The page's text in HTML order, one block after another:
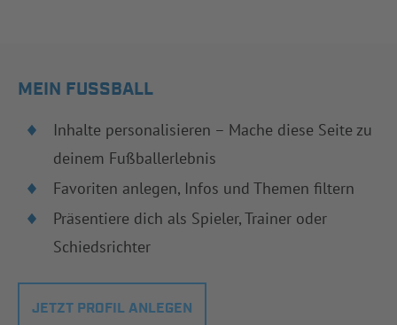
MEIN FUSSBALL
Inhalte personalisieren – Mache diese Seite zu
deinem Fußballerlebnis
Favoriten anlegen, Infos und Themen filtern
Präsentiere dich als Spieler, Trainer oder
Schiedsrichter
JETZT PROFIL ANLEGEN